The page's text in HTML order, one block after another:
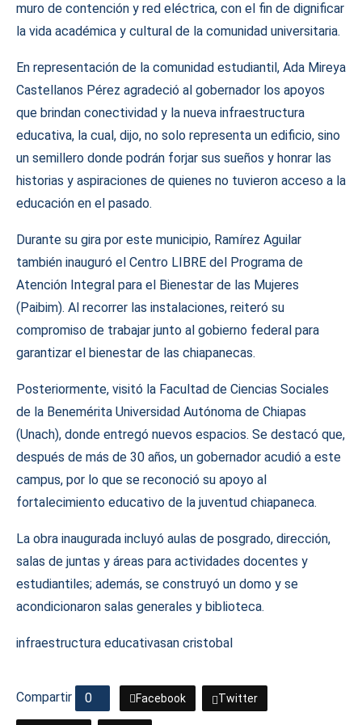
muro de contención y red eléctrica, con el fin de dignificar
la vida académica y cultural de la comunidad universitaria.
En representación de la comunidad estudiantil, Ada Mireya
Castellanos Pérez agradeció al gobernador los apoyos
que brindan conectividad y la nueva infraestructura
educativa, la cual, dijo, no solo representa un edificio, sino
un semillero donde podrán forjar sus sueños y honrar las
historias y aspiraciones de quienes no tuvieron acceso a la
educación en el pasado.
Durante su gira por este municipio, Ramírez Aguilar
también inauguró el Centro LIBRE del Programa de
Atención Integral para el Bienestar de las Mujeres
(Paibim). Al recorrer las instalaciones, reiteró su
compromiso de trabajar junto al gobierno federal para
garantizar el bienestar de las chiapanecas.
Posteriormente, visitó la Facultad de Ciencias Sociales
de la Benemérita Universidad Autónoma de Chiapas
(Unach), donde entregó nuevos espacios. Se destacó que,
después de más de 30 años, un gobernador acudió a este
campus, por lo que se reconoció su apoyo al
fortalecimiento educativo de la juventud chiapaneca.
La obra inaugurada incluyó aulas de posgrado, dirección,
salas de juntas y áreas para actividades docentes y
estudiantiles; además, se construyó un domo y se
acondicionaron salas generales y biblioteca.
infraestructura educativasan cristobal
Compartir 0 Facebook Twitter